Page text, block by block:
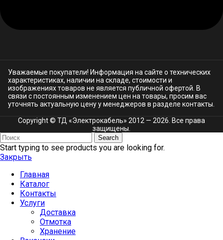
Уважаемые покупатели! Информация на сайте о технических
характеристиках, наличии на складе, стоимости и
изображениях товаров не является публичной офертой. В
связи с постоянным изменением цен на товары, просим вас
уточнять актуальную цену у менеджеров в разделе контакты.
Copyright © ТД «Электрокабель»​ 2012 — 2026. Все права
защищены.
Search
Start typing to see products you are looking for.
Закрыть
Главная
Каталог
Контакты
Услуги
Доставка
Отмотка
Хранение